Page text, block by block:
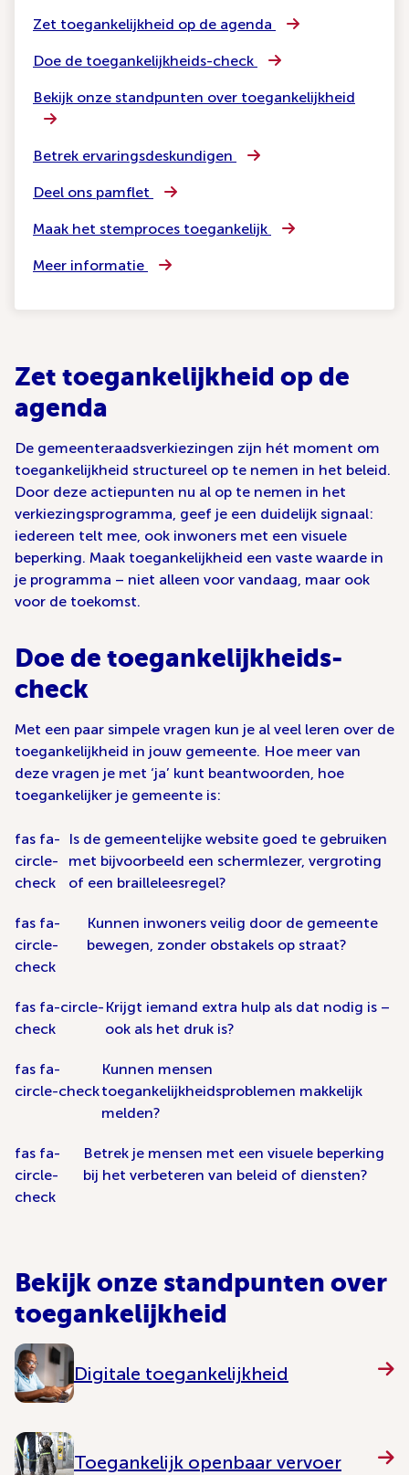
Zet toegankelijkheid op de agenda
Doe de toegankelijkheids-check
Bekijk onze standpunten over toegankelijkheid
Betrek ervaringsdeskundigen
Deel ons pamflet
Maak het stemproces toegankelijk
Meer informatie
Zet toegankelijkheid op de
agenda
De gemeenteraadsverkiezingen zijn hét moment om
toegankelijkheid structureel op te nemen in het beleid.
Door deze actiepunten nu al op te nemen in het
verkiezingsprogramma, geef je een duidelijk signaal:
iedereen telt mee, ook inwoners met een visuele
beperking. Maak toegankelijkheid een vaste waarde in
je programma – niet alleen voor vandaag, maar ook
voor de toekomst.
Doe de toegankelijkheids-
check
Met een paar simpele vragen kun je al veel leren over de
toegankelijkheid in jouw gemeente. Hoe meer van
deze vragen je met ‘ja’ kunt beantwoorden, hoe
toegankelijker je gemeente is:
fas fa-
circle-
check
Is de gemeentelijke website goed te gebruiken
met bijvoorbeeld een schermlezer, vergroting
of een brailleleesregel?
fas fa-
circle-
check
Kunnen inwoners veilig door de gemeente
bewegen, zonder obstakels op straat?
fas fa-circle-
check
Krijgt iemand extra hulp als dat nodig is –
ook als het druk is?
fas fa-
circle-check
Kunnen mensen
toegankelijkheidsproblemen makkelijk
melden?
fas fa-
circle-
check
Betrek je mensen met een visuele beperking
bij het verbeteren van beleid of diensten?
Bekijk onze standpunten over
toegankelijkheid
Digitale toegankelijkheid
Toegankelijk openbaar vervoer